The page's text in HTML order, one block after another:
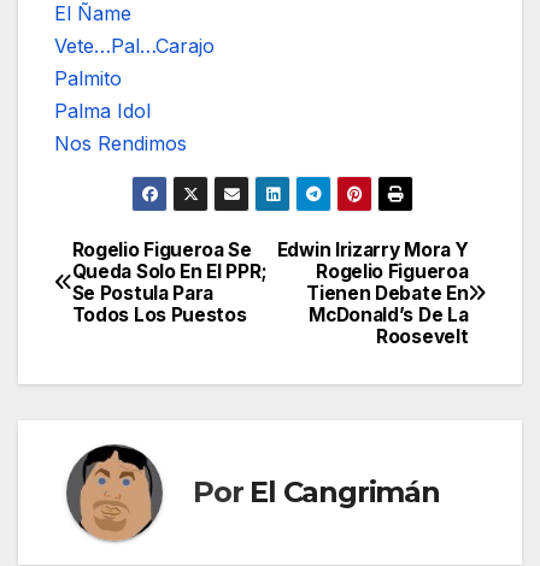
El Ñame
Vete…Pal…Carajo
Palmito
Palma Idol
Nos Rendimos
Navegación
de
Edwin Irizarry Mora Y
Rogelio Figueroa
Tienen Debate En
McDonald’s De La
Roosevelt
Rogelio Figueroa Se
Queda Solo En El PPR;
Se Postula Para
Todos Los Puestos
Por El Cangrimán